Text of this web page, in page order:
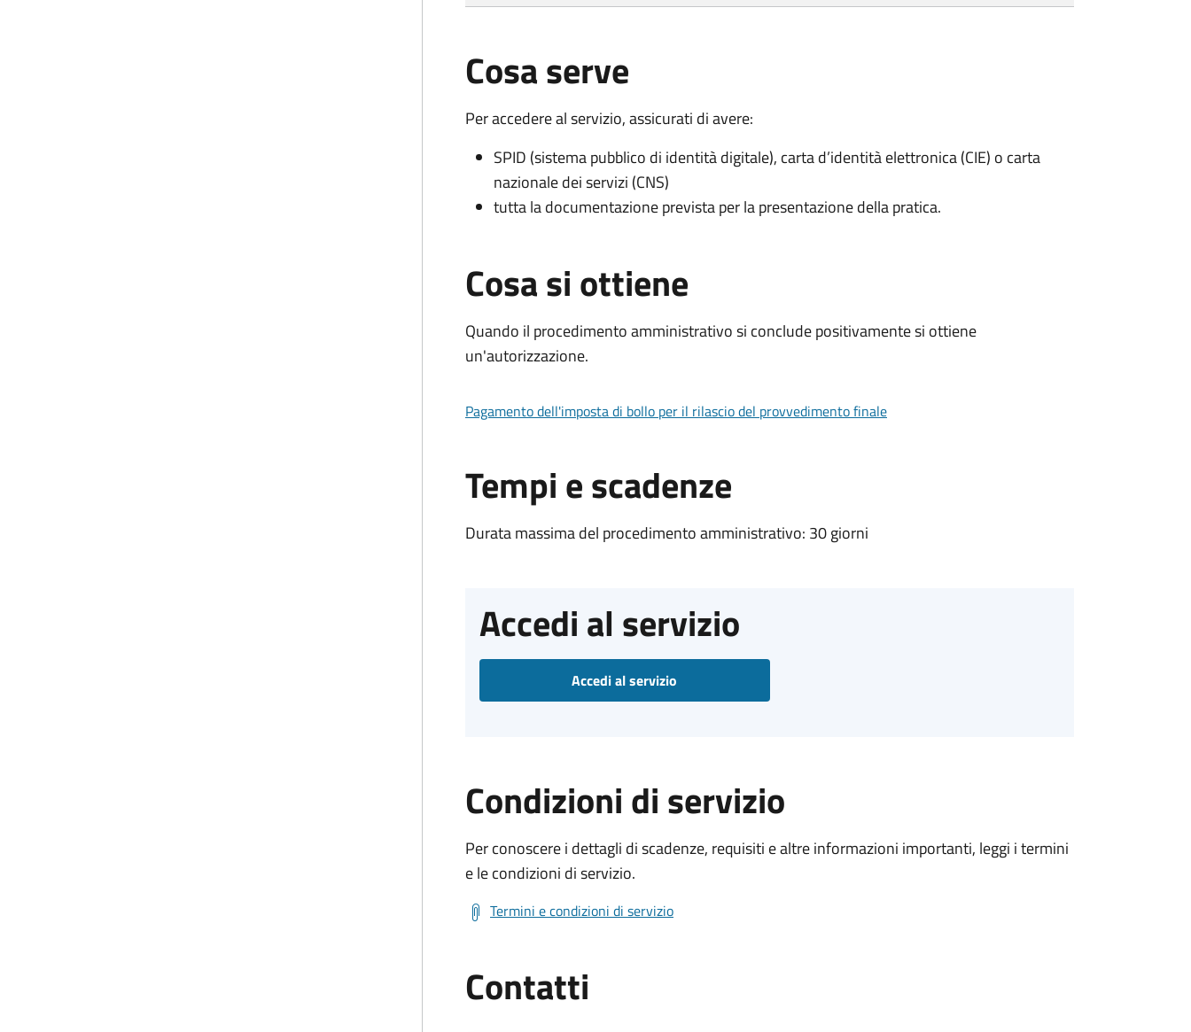
Cosa serve
Per accedere al servizio, assicurati di avere:
SPID (sistema pubblico di identità digitale), carta d’identità elettronica (CIE) o carta
nazionale dei servizi (CNS)
tutta la documentazione prevista per la presentazione della pratica.
Cosa si ottiene
Quando il procedimento amministrativo si conclude positivamente si ottiene
un'autorizzazione.
Pagamento dell'imposta di bollo per il rilascio del provvedimento finale
Tempi e scadenze
Durata massima del procedimento amministrativo: 30 giorni
Accedi al servizio
Accedi al servizio
Condizioni di servizio
Per conoscere i dettagli di scadenze, requisiti e altre informazioni importanti, leggi i termini
e le condizioni di servizio.
Termini e condizioni di servizio
Contatti